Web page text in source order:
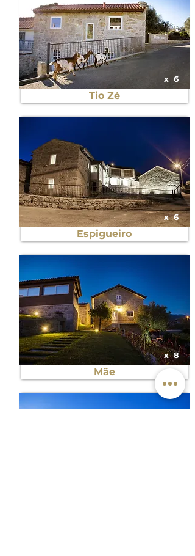
x 6
Tio Zé
x 6
Espigueiro
x 8
Mãe